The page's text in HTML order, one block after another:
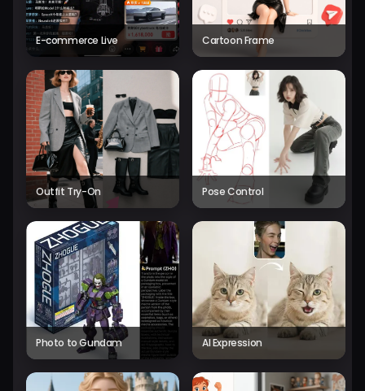
E-commerce Live Cartoon Frame
Outfit Try-On Pose Control
Photo to Gundam AI Expression